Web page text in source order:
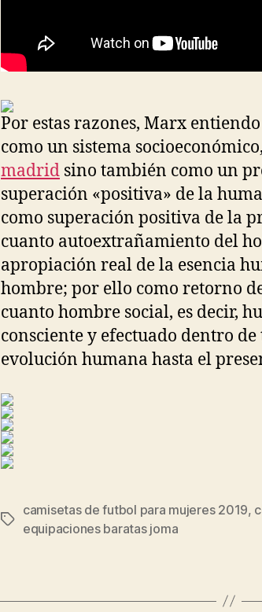
Por estas razones, Marx
como un sistema socioeconómico,
madrid sino también como un
superación «positiva» de la
como superación positiva de la
cuanto autoextrañamiento del
apropiación real de la esencia
hombre; por ello como retorno
cuanto hombre social, es decir,
consciente y efectuado dentro
evolución humana hasta el
Etiquetas
camisetas de futbol para mujeres 2019,
equipaciones baratas joma